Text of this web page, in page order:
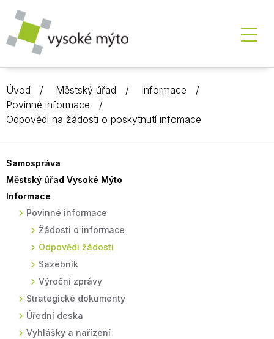
Úvod Městský úřad
Informace
Povinné informace
Odpovědi na žádosti o poskytnutí infomace
Samospráva
Městský úřad Vysoké Mýto
Informace
Povinné informace
Žádosti o informace
Odpovědi žádosti
Sazebník
Výroční zprávy
Strategické dokumenty
Úřední deska
Vyhlášky a nařízení